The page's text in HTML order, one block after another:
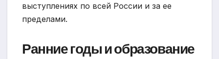
выступлениях по всей России и за ее
пределами.
Ранние годы и образование